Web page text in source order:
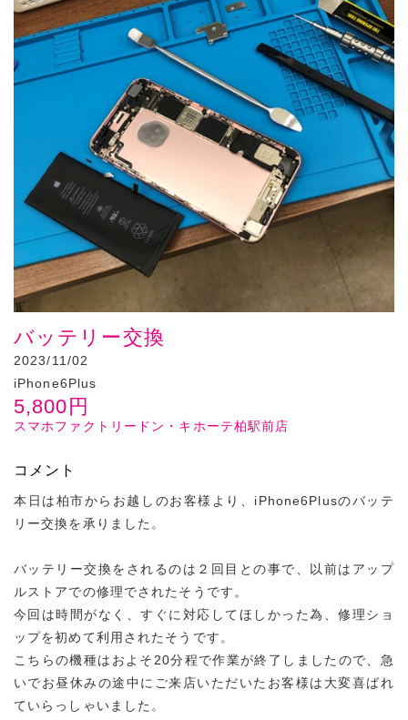
バッテリー交換
2023/11/02
iPhone6Plus
5,800 円
スマホファクトリードン・キホーテ柏駅前店
コメント
本日は柏市からお越しのお客様より、iPhone6Plusのバッテ
リー交換を承りました。
バッテリー交換をされるのは２回目との事で、以前はアップ
ルストアでの修理でされたそうです。
今回は時間がなく、すぐに対応してほしかった為、修理ショ
ップを初めて利用されたそうです。
こちらの機種はおよそ20分程で作業が終了しましたので、急
いでお昼休みの途中にご来店いただいたお客様は大変喜ばれ
ていらっしゃいました。